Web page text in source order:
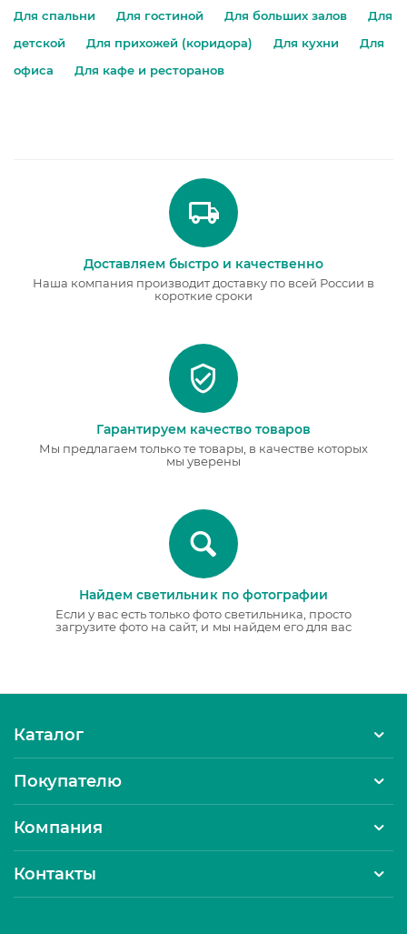
Для спальни Для гостиной Для больших залов
Для
детской
Для прихожей (коридора) Для кухни
Для
офиса
Для кафе и ресторанов
Доставляем быстро и качественно
Наша компания производит доставку по всей России в
короткие сроки
Гарантируем качество товаров
Мы предлагаем только те товары, в качестве которых
мы уверены
Найдем светильник по фотографии
Если у вас есть только фото светильника, просто
загрузите фото на сайт, и мы найдем его для вас
Каталог
Покупателю
Компания
Контакты